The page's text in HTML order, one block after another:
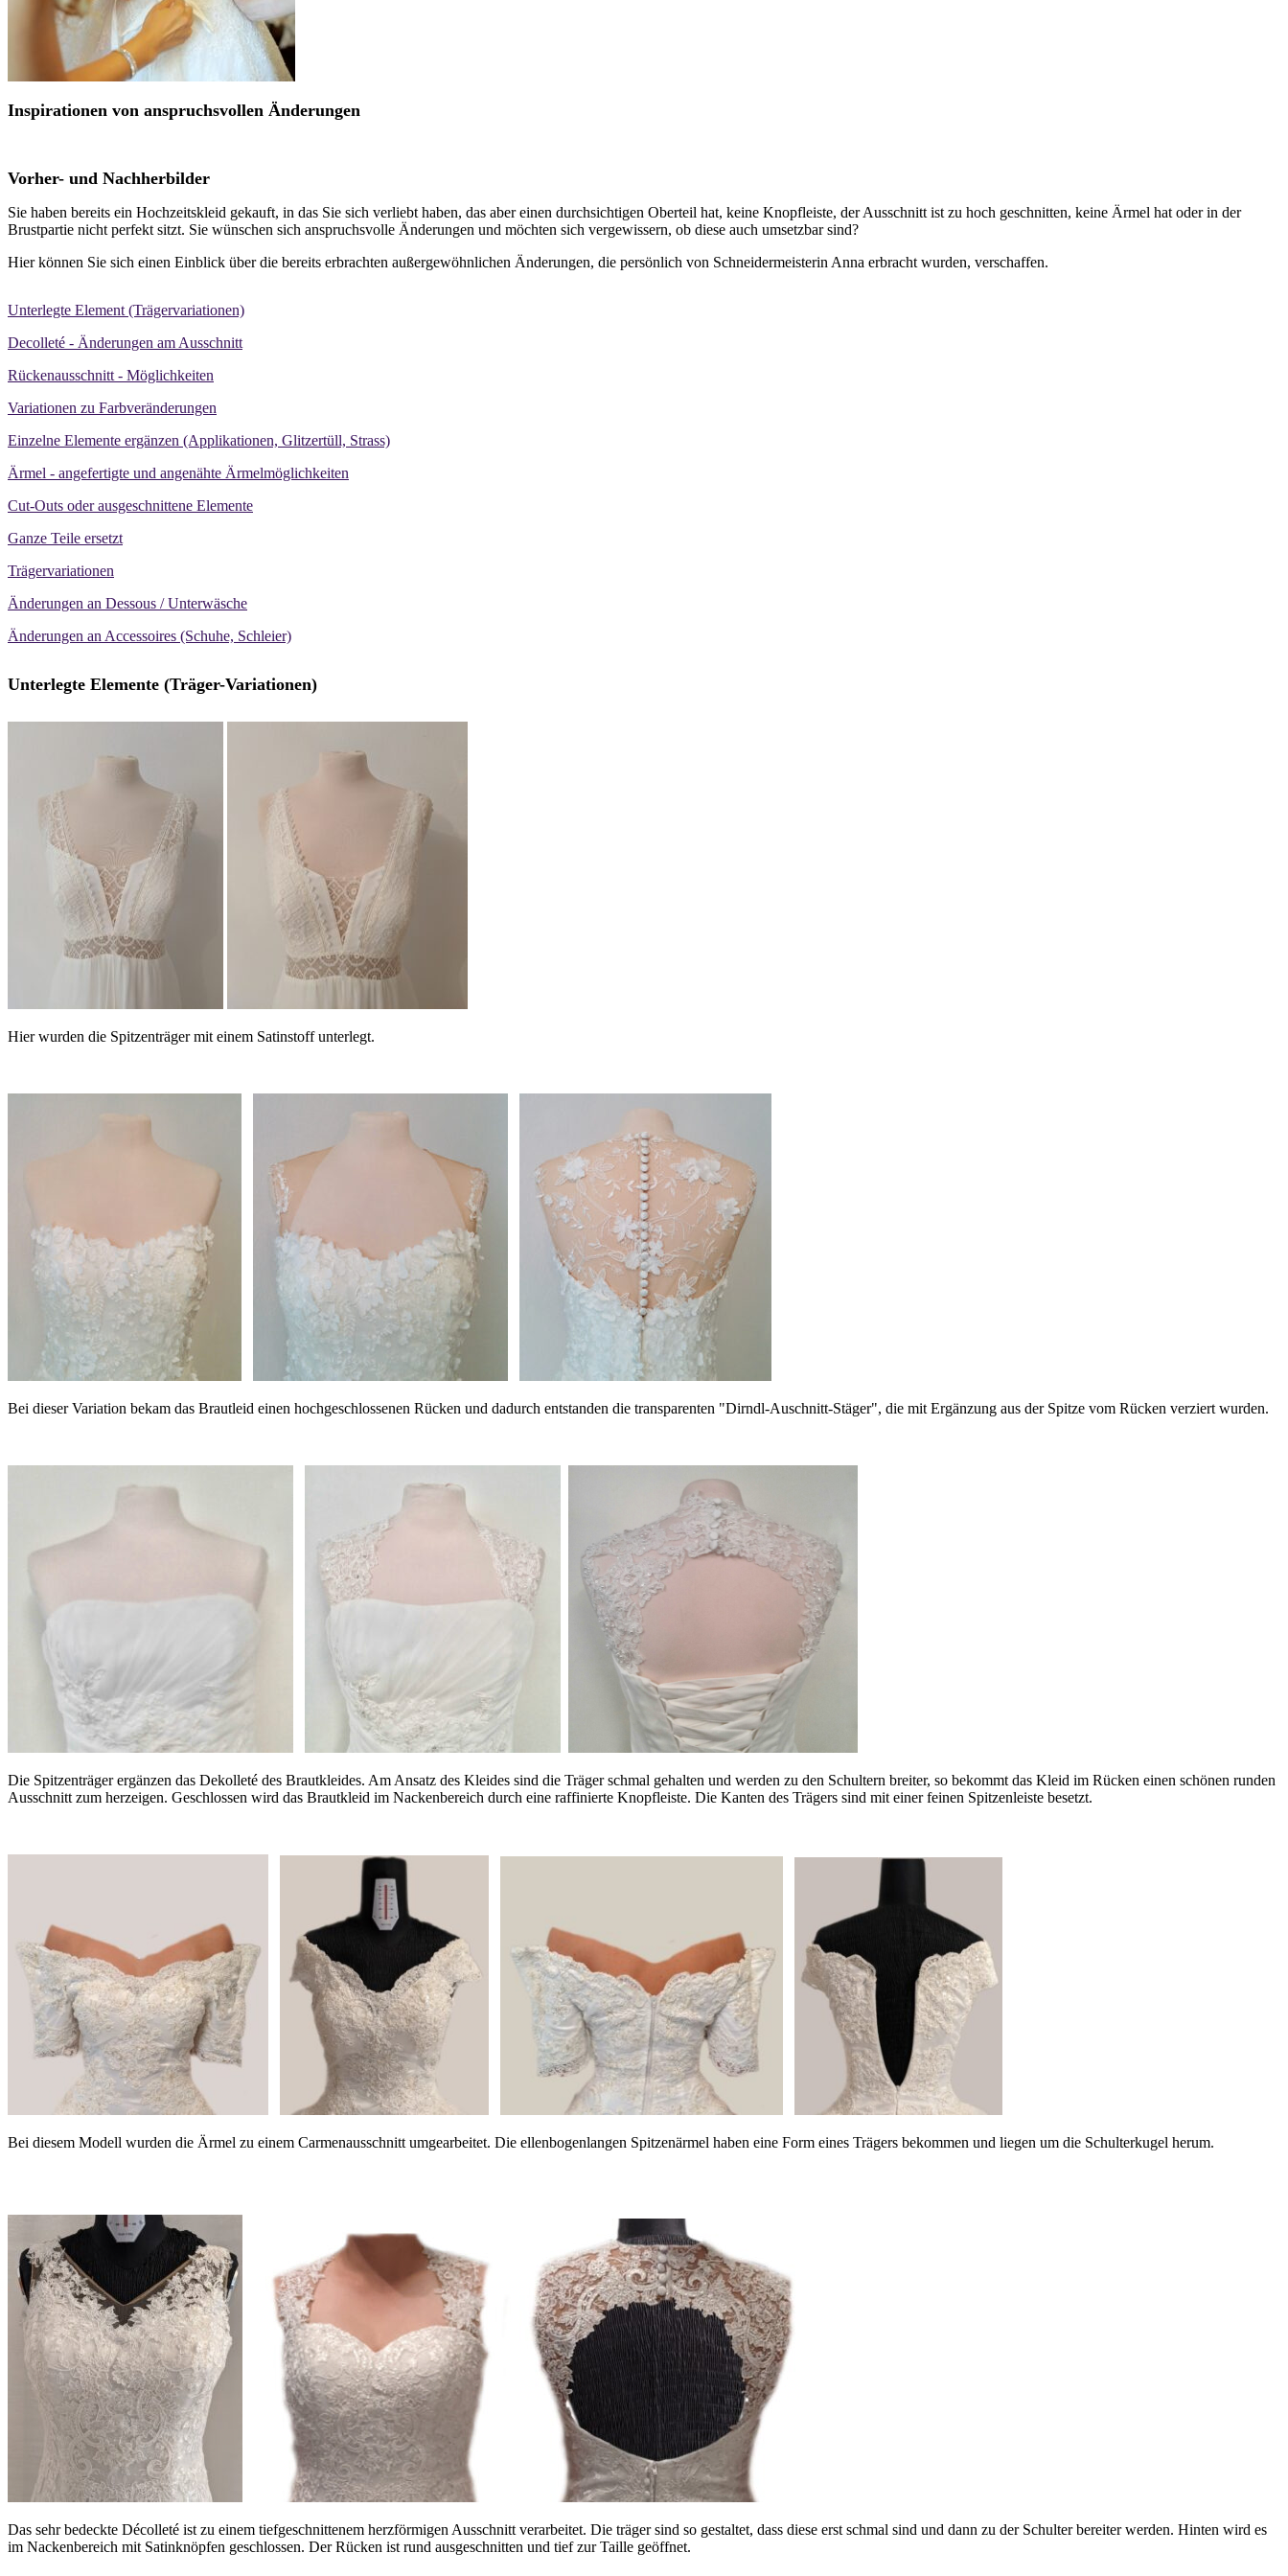
Inspirationen von anspruchsvollen Änderungen
Vorher- und Nachherbilder
Sie haben bereits ein Hochzeitskleid gekauft, in das Sie sich verliebt haben, das aber einen durchsichtigen Oberteil hat, keine Knopfleiste, der Ausschnitt ist zu hoch geschnitten, keine Ärmel hat oder in der
Brustpartie nicht perfekt sitzt. Sie wünschen sich anspruchsvolle Änderungen und möchten sich vergewissern, ob diese auch umsetzbar sind?
Hier können Sie sich einen Einblick über die bereits erbrachten außergewöhnlichen Änderungen, die persönlich von Schneidermeisterin Anna erbracht wurden, verschaffen.
Unterlegte Element (Trägervariationen)
Decolleté - Änderungen am Ausschnitt
Rückenausschnitt - Möglichkeiten
Variationen zu Farbveränderungen
Einzelne Elemente ergänzen (Applikationen, Glitzertüll, Strass)
Ärmel - angefertigte und angenähte Ärmelmöglichkeiten
Cut-Outs oder ausgeschnittene Elemente
Ganze Teile ersetzt
Trägervariationen
Änderungen an Dessous / Unterwäsche
Änderungen an Accessoires (Schuhe, Schleier)
Unterlegte Elemente (Träger-Variationen)
Hier wurden die Spitzenträger mit einem Satinstoff unterlegt.
Bei dieser Variation bekam das Brautleid einen hochgeschlossenen Rücken und dadurch entstanden die transparenten "Dirndl-Auschnitt-Stäger", die mit Ergänzung aus der Spitze vom Rücken verziert wurden.
Die Spitzenträger ergänzen das Dekolleté des Brautkleides. Am Ansatz des Kleides sind die Träger schmal gehalten und werden zu den Schultern breiter, so bekommt das Kleid im Rücken einen schönen runden
Ausschnitt zum herzeigen. Geschlossen wird das Brautkleid im Nackenbereich durch eine raffinierte Knopfleiste. Die Kanten des Trägers sind mit einer feinen Spitzenleiste besetzt.
Bei diesem Modell wurden die Ärmel zu einem Carmenausschnitt umgearbeitet. Die ellenbogenlangen Spitzenärmel haben eine Form eines Trägers bekommen und liegen um die Schulterkugel herum.
Das sehr bedeckte Décolleté ist zu einem tiefgeschnittenem herzförmigen Ausschnitt verarbeitet. Die träger sind so gestaltet, dass diese erst schmal sind und dann zu der Schulter bereiter werden. Hinten wird es
im Nackenbereich mit Satinknöpfen geschlossen. Der Rücken ist rund ausgeschnitten und tief zur Taille geöffnet.